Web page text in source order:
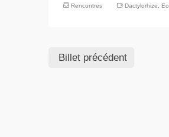
Rencontres Dactylorhize ,
Billet précédent